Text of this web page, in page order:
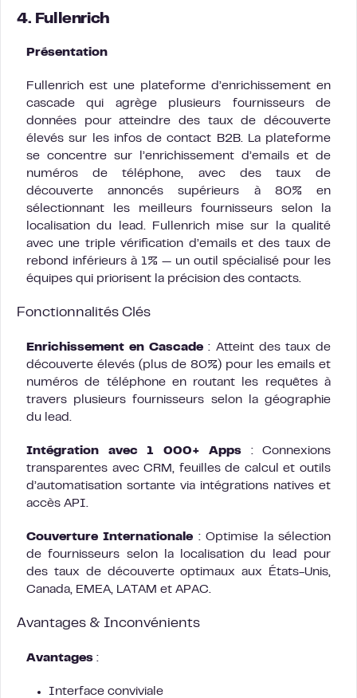
4. Fullenrich
Présentation
Fullenrich est une plateforme d’enrichissement en
cascade qui agrège plusieurs fournisseurs de
données pour atteindre des taux de découverte
élevés sur les infos de contact B2B. La plateforme
se concentre sur l’enrichissement d’emails et de
numéros de téléphone, avec des taux de
découverte annoncés supérieurs à 80% en
sélectionnant les meilleurs fournisseurs selon la
localisation du lead. Fullenrich mise sur la qualité
avec une triple vérification d’emails et des taux de
rebond inférieurs à 1% — un outil spécialisé pour les
équipes qui priorisent la précision des contacts.
Fonctionnalités Clés
Enrichissement en Cascade : Atteint des taux de
découverte élevés (plus de 80%) pour les emails et
numéros de téléphone en routant les requêtes à
travers plusieurs fournisseurs selon la géographie
du lead.
Intégration avec 1 000+ Apps : Connexions
transparentes avec CRM, feuilles de calcul et outils
d’automatisation sortante via intégrations natives et
accès API.
Couverture Internationale : Optimise la sélection
de fournisseurs selon la localisation du lead pour
des taux de découverte optimaux aux États-Unis,
Canada, EMEA, LATAM et APAC.
Avantages & Inconvénients
Avantages :
Interface conviviale